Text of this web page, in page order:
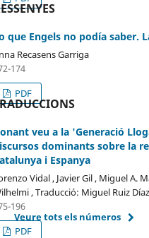
que Engels no podía saber.
Recasens Garriga
174
PDF
veu a la 'Generació
dominants sobre la
i Espanya
Vidal , Javier Gil , Miguel A.
, Traducció: Miguel Ruiz
196
PDF
Veure tots els números